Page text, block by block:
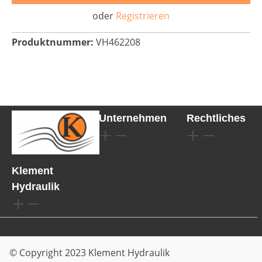
oder Registrieren
Produktnummer: VH462208
Klement
Hydraulik
Unternehmen Rechtliches
© Copyright 2023 Klement Hydraulik